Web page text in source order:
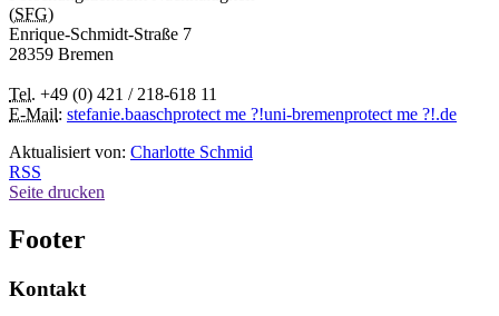
(SFG)
Enrique-Schmidt-Straße 7
28359 Bremen
Tel. +49 (0) 421 / 218-618 11
E-Mail: stefanie.baaschprotect me ?!uni-bremenprotect me ?!.de
Aktualisiert von: Charlotte Schmid
RSS
Seite drucken
Footer
Kontakt